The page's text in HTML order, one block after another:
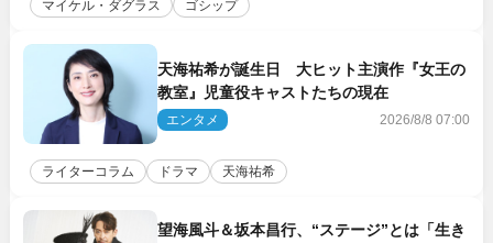
マイケル・ダグラス ゴシップ
天海祐希が誕生日 大ヒット主演作『女王の
教室』児童役キャストたちの現在
エンタメ 2026/8/8 07:00
ライターコラム ドラマ 天海祐希
望海風斗＆坂本昌行、“ステージ”とは「生き